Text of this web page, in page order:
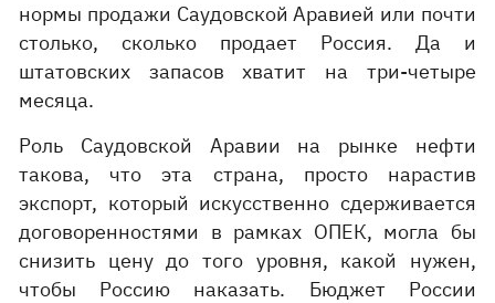
нормы продажи Саудовской Аравией или почти
столько, сколько продает Россия. Да и
штатовских запасов хватит на три-четыре
месяца.
Роль Саудовской Аравии на рынке нефти
такова, что эта страна, просто нарастив
экспорт, который искусственно сдерживается
договоренностями в рамках ОПЕК, могла бы
снизить цену до того уровня, какой нужен,
чтобы Россию наказать. Бюджет России